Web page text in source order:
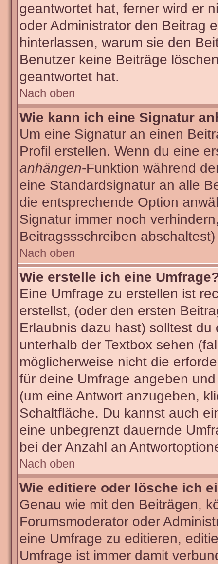
geantwortet hat, ferner wird er
oder Administrator den Beitrag
hinterlassen, warum sie den
Benutzer keine Beiträge
geantwortet hat.
Nach oben
Wie kann ich eine Signatur
Um eine Signatur an einen
Profil erstellen. Wenn du eine
anhängen-Funktion während
eine Standardsignatur an alle
die entsprechende Option
Signatur immer noch
Beitragssschreiben abschaltest)
Nach oben
Wie erstelle ich eine
Eine Umfrage zu erstellen ist
erstellst, (oder den ersten
Erlaubnis dazu hast) solltest
unterhalb der Textbox sehen
möglicherweise nicht die
für deine Umfrage angeben
(um eine Antwort anzugeben,
Schaltfläche. Du kannst auch
eine unbegrenzt dauernde
bei der Anzahl an
Nach oben
Wie editiere oder lösche ich
Genau wie mit den Beiträgen,
Forumsmoderator oder
eine Umfrage zu editieren,
Umfrage ist immer damit